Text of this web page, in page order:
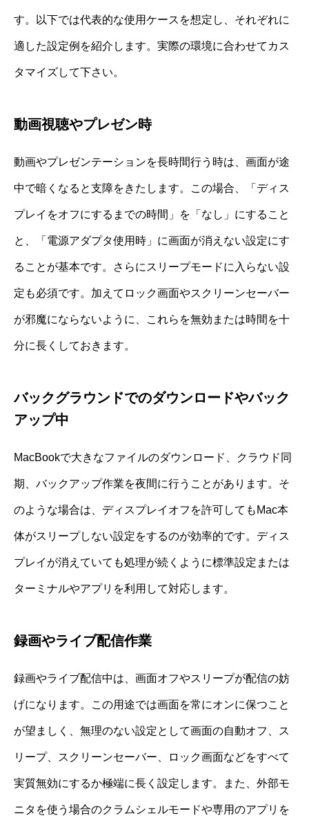
す。以下では代表的な使用ケースを想定し、それぞれに
適した設定例を紹介します。実際の環境に合わせてカス
タマイズして下さい。
動画視聴やプレゼン時
動画やプレゼンテーションを長時間行う時は、画面が途
中で暗くなると支障をきたします。この場合、「ディス
プレイをオフにするまでの時間」を「なし」にすること
と、「電源アダプタ使用時」に画面が消えない設定にす
ることが基本です。さらにスリープモードに入らない設
定も必須です。加えてロック画面やスクリーンセーバー
が邪魔にならないように、これらを無効または時間を十
分に長くしておきます。
バックグラウンドでのダウンロードやバック
アップ中
MacBookで大きなファイルのダウンロード、クラウド同
期、バックアップ作業を夜間に行うことがあります。そ
のような場合は、ディスプレイオフを許可してもMac本
体がスリープしない設定をするのが効率的です。ディス
プレイが消えていても処理が続くように標準設定または
ターミナルやアプリを利用して対応します。
録画やライブ配信作業
録画やライブ配信中は、画面オフやスリープが配信の妨
げになります。この用途では画面を常にオンに保つこと
が望ましく、無理のない設定として画面の自動オフ、ス
リープ、スクリーンセーバー、ロック画面などをすべて
実質無効にするか極端に長く設定します。また、外部モ
ニタを使う場合のクラムシェルモードや専用のアプリを